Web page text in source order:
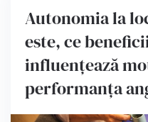
Autonomia la
este, ce
influențează
performanța